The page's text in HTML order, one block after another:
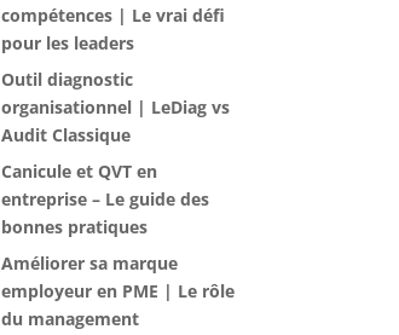
compétences | Le vrai défi
pour les leaders
Outil diagnostic
organisationnel | LeDiag vs
Audit Classique
Canicule et QVT en
entreprise – Le guide des
bonnes pratiques
Améliorer sa marque
employeur en PME | Le rôle
du management